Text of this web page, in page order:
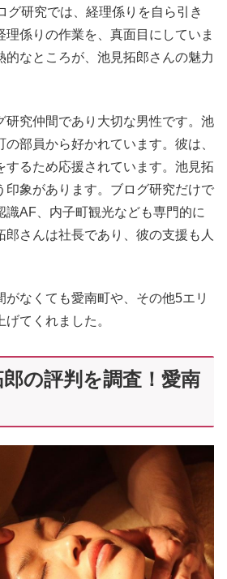
グ研究では、経理係りを自ら引き
理係りの作業を、真面目にしていま
的なところが、池見拓郎さんの魅力
研究仲間であり大切な男性です。池
の部員から好かれています。彼は、
するため応援されています。池見拓
印象があります。ブログ研究だけで
識AF、内子町観光なども専門的に
郎さんは社長であり、彼の支援も人
がなくても愛南町や、その他5エリ
てくれました。
の評判を調査！愛南